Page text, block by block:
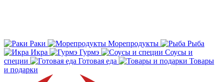
Раки Морепродукты
Рыба
Икра
Гурмэ
Соусы и
специи
Готовая еда
Товары
и подарки